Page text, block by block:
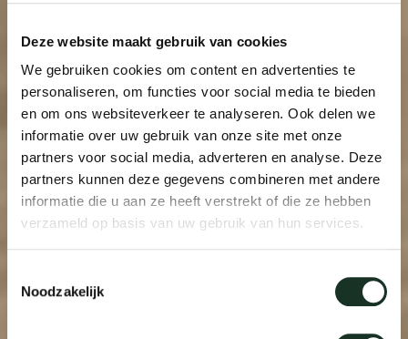
Deze website maakt gebruik van cookies
We gebruiken cookies om content en advertenties te
personaliseren, om functies voor social media te bieden
en om ons websiteverkeer te analyseren. Ook delen we
informatie over uw gebruik van onze site met onze
partners voor social media, adverteren en analyse. Deze
partners kunnen deze gegevens combineren met andere
informatie die u aan ze heeft verstrekt of die ze hebben
verzameld op basis van uw gebruik van hun services.
Noodzakelijk